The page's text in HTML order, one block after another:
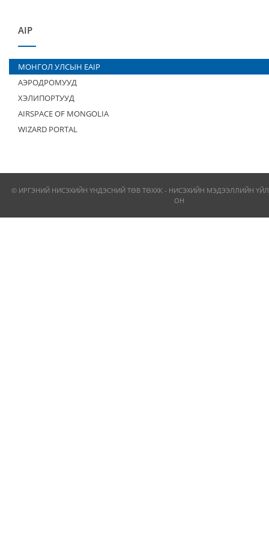
AIP
МОНГОЛ УЛСЫН EAIP
АЭРОДРОМУУД
ХЭЛИПОРТУУД
AIRSPACE OF MONGOLIA
WIZARD PORTAL
© ИРГЭНИЙ НИСЭХИЙН ҮНДЭСНИЙ ТӨВ ТӨХХК - НИСЭХИЙН МЭДЭЭЛЛИЙН
ОН